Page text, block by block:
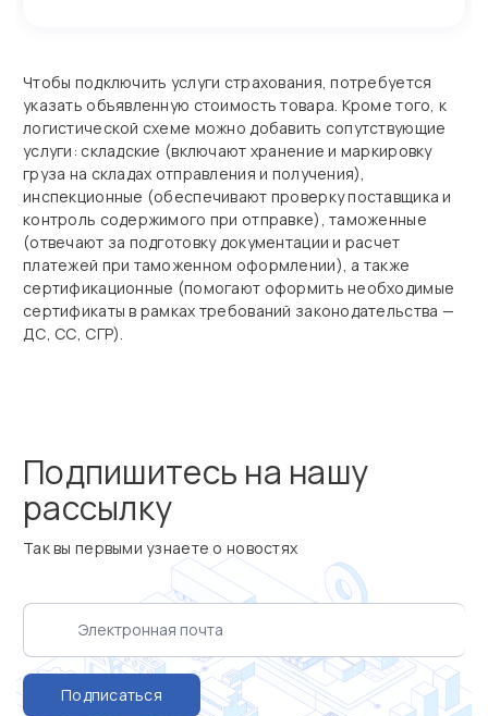
Чтобы подключить услуги страхования, потребуется
указать объявленную стоимость товара. Кроме того, к
логистической схеме можно добавить сопутствующие
услуги: складские (включают хранение и маркировку
груза на складах отправления и получения),
инспекционные (обеспечивают проверку поставщика и
контроль содержимого при отправке), таможенные
(отвечают за подготовку документации и расчет
платежей при таможенном оформлении), а также
сертификационные (помогают оформить необходимые
сертификаты в рамках требований законодательства —
ДС, СС, СГР).
Подпишитесь на нашу
рассылку
Так вы первыми узнаете о новостях
Подписаться